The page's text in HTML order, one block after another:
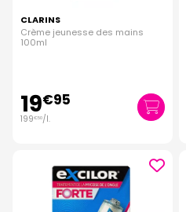
CLARINS
Crème jeunesse des mains
100ml
19€95
199€50/l.